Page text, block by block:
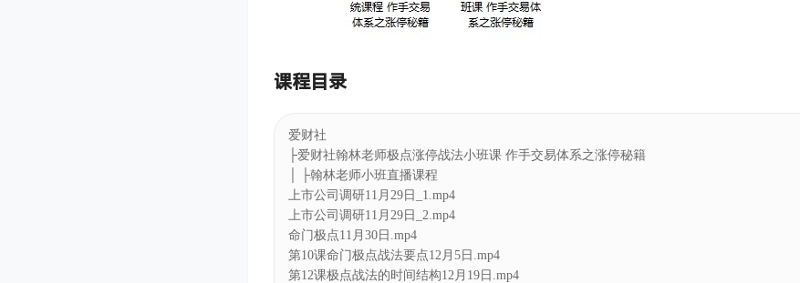
课程目录
爱财社
├爱财社翰林老师极点涨停战法小班课 作手交易体系之涨停秘籍
│ ├翰林老师小班直播课程
上市公司调研11月29日_1.mp4
上市公司调研11月29日_2.mp4
命门极点11月30日.mp4
第10课命门极点战法要点12月5日.mp4
第12课极点战法的时间结构12月19日.mp4